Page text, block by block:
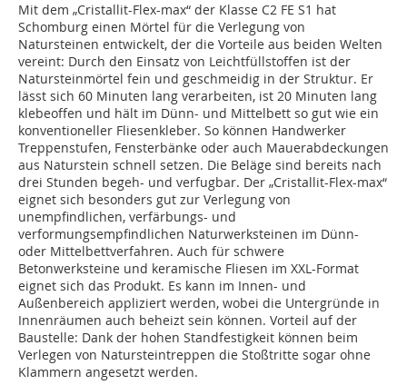
Mit dem „Cristallit-Flex-max“ der Klasse C2 FE S1 hat
Schomburg einen Mörtel für die Verlegung von
Natursteinen entwickelt, der die Vorteile aus beiden Welten
vereint: Durch den Einsatz von Leichtfüllstoffen ist der
Natursteinmörtel fein und geschmeidig in der Struktur. Er
lässt sich 60 Minuten lang verarbeiten, ist 20 Minuten lang
klebeoffen und hält im Dünn- und Mittelbett so gut wie ein
konventioneller Fliesenkleber. So können Handwerker
Treppenstufen, Fensterbänke oder auch Mauerabdeckungen
aus Naturstein schnell setzen. Die Beläge sind bereits nach
drei Stunden begeh- und verfugbar. Der „Cristallit-Flex-max“
eignet sich besonders gut zur Verlegung von
unempfindlichen, verfärbungs- und
verformungsempfindlichen Naturwerksteinen im Dünn-
oder Mittelbettverfahren. Auch für schwere
Betonwerksteine und keramische Fliesen im XXL-Format
eignet sich das Produkt. Es kann im Innen- und
Außenbereich appliziert werden, wobei die Untergründe in
Innenräumen auch beheizt sein können. Vorteil auf der
Baustelle: Dank der hohen Standfestigkeit können beim
Verlegen von Natursteintreppen die Stoßtritte sogar ohne
Klammern angesetzt werden.